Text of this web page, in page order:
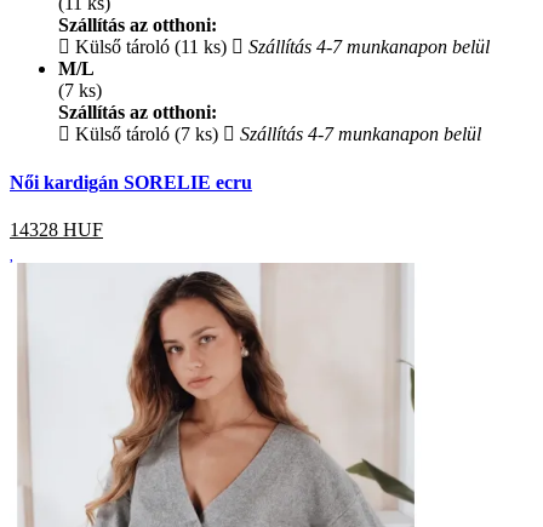
Szállítás az otthoni:
Külső tároló (11 ks)
Szállítás 4-7 munkanapon belül
M/L
(7 ks)
Szállítás az otthoni:
Külső tároló (7 ks)
Szállítás 4-7 munkanapon belül
Női kardigán SORELIE ecru
14328 HUF